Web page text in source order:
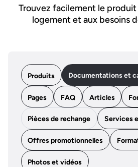
Trouvez facilement le produit
logement et aux besoins
Produits Documentations et
Pages FAQ Articles
Pièces de rechange Services
Offres promotionnelles
Photos et vidéos